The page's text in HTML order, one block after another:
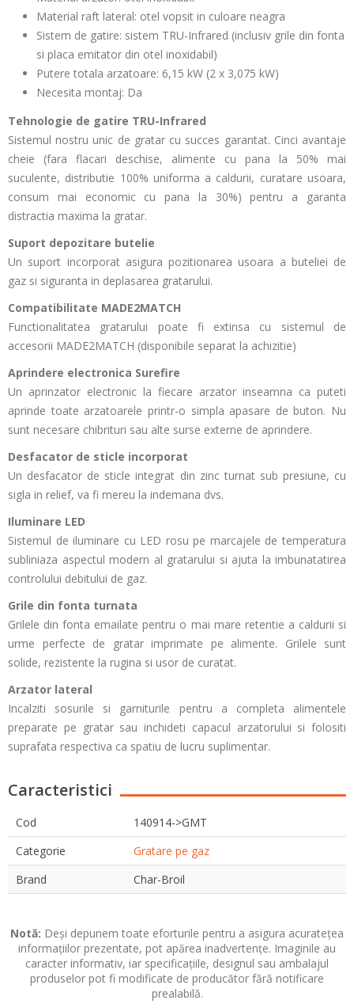
Material raft lateral: otel vopsit in culoare neagra
Sistem de gatire: sistem TRU-Infrared (inclusiv grile din fonta
si placa emitator din otel inoxidabil)
Putere totala arzatoare: 6,15 kW (2 x 3,075 kW)
Necesita montaj: Da
Tehnologie de gatire TRU-Infrared
Sistemul nostru unic de gratar cu succes garantat. Cinci avantaje
cheie (fara flacari deschise, alimente cu pana la 50% mai
suculente, distributie 100% uniforma a caldurii, curatare usoara,
consum mai economic cu pana la 30%) pentru a garanta
distractia maxima la gratar.
Suport depozitare butelie
Un suport incorporat asigura pozitionarea usoara a buteliei de
gaz si siguranta in deplasarea gratarului.
Compatibilitate MADE2MATCH
Functionalitatea gratarului poate fi extinsa cu sistemul de
accesorii MADE2MATCH (disponibile separat la achizitie)
Aprindere electronica Surefire
Un aprinzator electronic la fiecare arzator inseamna ca puteti
aprinde toate arzatoarele printr-o simpla apasare de buton. Nu
sunt necesare chibrituri sau alte surse externe de aprindere.
Desfacator de sticle incorporat
Un desfacator de sticle integrat din zinc turnat sub presiune, cu
sigla in relief, va fi mereu la indemana dvs.
Iluminare LED
Sistemul de iluminare cu LED rosu pe marcajele de temperatura
subliniaza aspectul modern al gratarului si ajuta la imbunatatirea
controlului debitului de gaz.
Grile din fonta turnata
Grilele din fonta emailate pentru o mai mare retentie a caldurii si
urme perfecte de gratar imprimate pe alimente. Grilele sunt
solide, rezistente la rugina si usor de curatat.
Arzator lateral
Incalziti sosurile si garniturile pentru a completa alimentele
preparate pe gratar sau inchideti capacul arzatorului si folositi
suprafata respectiva ca spatiu de lucru suplimentar.
Caracteristici
Cod
140914->GMT
Categorie
Gratare pe gaz
Brand
Char-Broil
Notă: Deși depunem toate eforturile pentru a asigura acuratețea
informațiilor prezentate, pot apărea inadvertențe. Imaginile au
caracter informativ, iar specificațiile, designul sau ambalajul
produselor pot fi modificate de producător fără notificare
prealabilă.